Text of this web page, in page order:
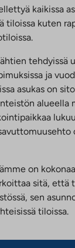
kaikissa
tiloissa kuten
tehdyissä
ja
asukas on
alueella
on
sitä, että
sen
tiloissa.